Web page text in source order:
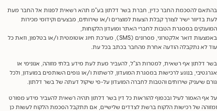
להסכמת החבר כדין, חברת בשר דלתון בע”מ תהא רשאית לפנות אל החבר מעת
ישיר לצורך קבלת הצעות למוצרים ו/או שירותים, מבצעים וקידומי מכירות
במסגרת הטבות לחברי האתר ומועדון הלקוחות,
באמצעות דואר אלקטרוני, מסרונים (SMS), מערכת חיוג אוטומטית ו/או בטלפון, וזאת כל
לא נתקבלה הודעה אחרת מהחבר בכתב בכל עת.
אף רשאית, למטרות הנ”ל, להעביר מעת לעת מידע בלתי מזוהה, אנונימי או
בנוגע לרכישות במסגרת המועדון, לרשתות ו/או גופים השותפים במועדון, ולכל
שיעניק שירותים והטבות לחברה המועדון על-פי שיקול דעתה של בשר דלתון.
האמור לעיל ובכפוף להוראות כל דין בשר דלתון תהיה רשאית להעביר מידע מפורט
של רכישות הלקוח ברשת לצדדים שלישיים, אם תתקבל הסכמת הלקוח לעשות כן